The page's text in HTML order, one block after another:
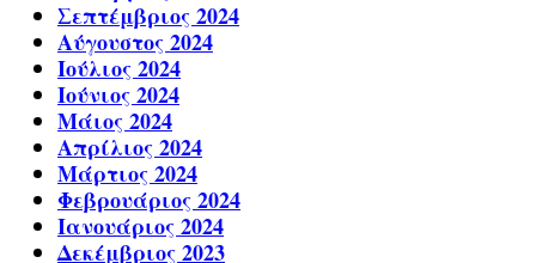
Σεπτέμβριος 2024
Αύγουστος 2024
Ιούλιος 2024
Ιούνιος 2024
Μάιος 2024
Απρίλιος 2024
Μάρτιος 2024
Φεβρουάριος 2024
Ιανουάριος 2024
Δεκέμβριος 2023